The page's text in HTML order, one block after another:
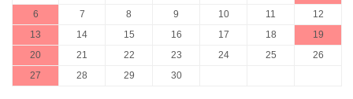
6
7 8 9 10 11
12
13
14 15 16 17 18
19
20
21 22 23 24 25
26
27
28 29 30